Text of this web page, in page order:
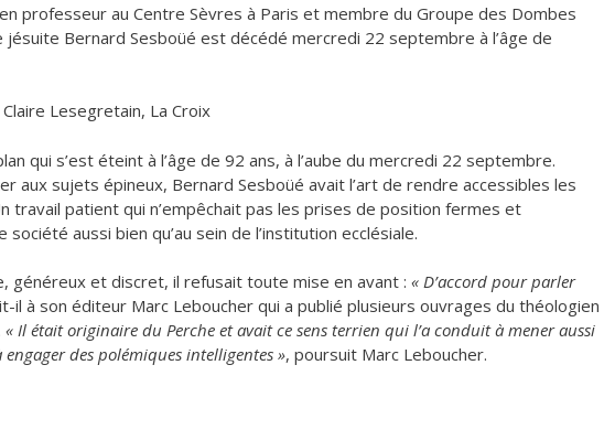
professeur au Centre Sèvres à Paris et membre du Groupe des Dombes
Bernard Sesboüé est décédé mercredi 22 septembre à l’âge de
Lesegretain, La Croix
qui s’est éteint à l’âge de 92 ans, à l’aube du mercredi 22 septembre.
aux sujets épineux, Bernard Sesboüé avait l’art de rendre accessibles les
travail patient qui n’empêchait pas les prises de position fermes et
aussi bien qu’au sein de l’institution ecclésiale.
généreux et discret, il refusait toute mise en avant : « D’accord pour parler
il à son éditeur Marc Leboucher qui a publié plusieurs ouvrages du théologien
« Il était originaire du Perche et avait ce sens terrien qui l’a conduit à mener aussi
des polémiques intelligentes », poursuit Marc Leboucher.